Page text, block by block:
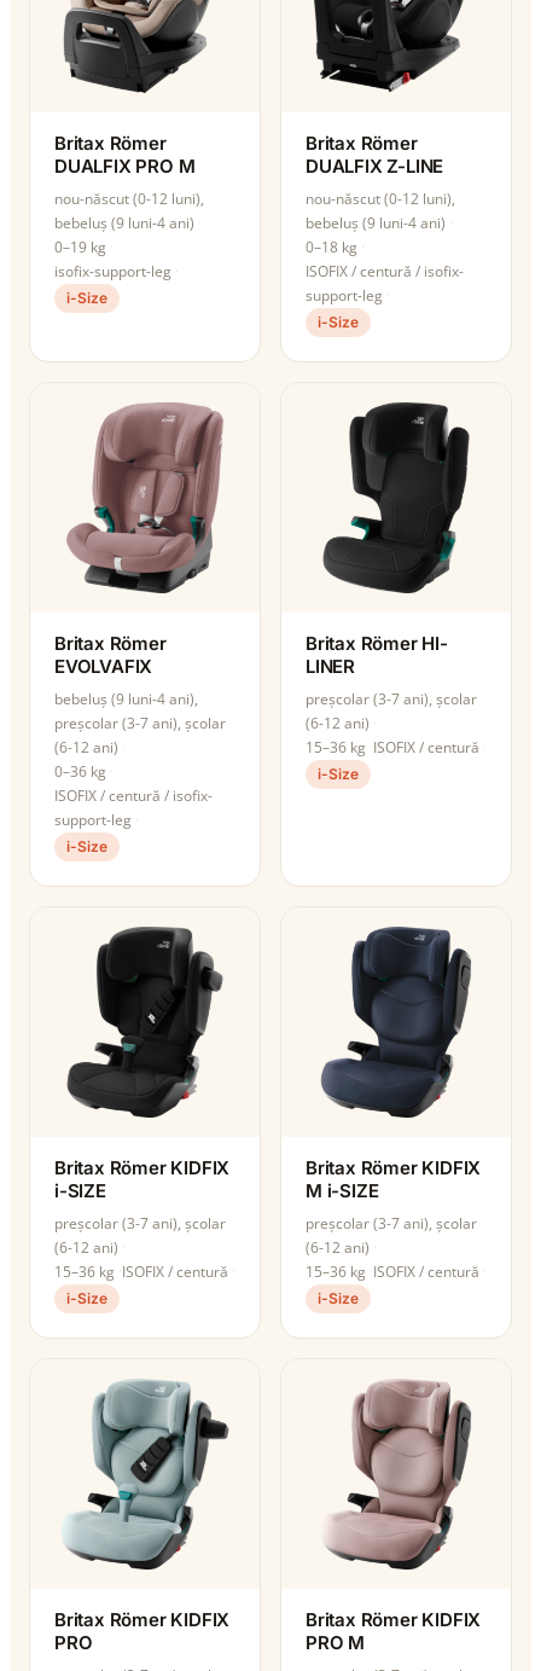
Britax Römer
DUALFIX PRO M
nou-născut (0-12 luni),
bebeluș (9 luni-4 ani)
0–19 kg
isofix-support-leg
i-Size
Britax Römer
DUALFIX Z-LINE
nou-născut (0-12 luni),
bebeluș (9 luni-4 ani)
0–18 kg
ISOFIX / centură / isofix-
support-leg
i-Size
Britax Römer
EVOLVAFIX
bebeluș (9 luni-4 ani),
preșcolar (3-7 ani), școlar
(6-12 ani)
0–36 kg
ISOFIX / centură / isofix-
support-leg
i-Size
Britax Römer HI-
LINER
preșcolar (3-7 ani), școlar
(6-12 ani)
15–36 kg ISOFIX / centură
i-Size
Britax Römer KIDFIX
i-SIZE
preșcolar (3-7 ani), școlar
(6-12 ani)
15–36 kg ISOFIX / centură
i-Size
Britax Römer KIDFIX
M i-SIZE
preșcolar (3-7 ani), școlar
(6-12 ani)
15–36 kg ISOFIX / centură
i-Size
Britax Römer KIDFIX
PRO
Britax Römer KIDFIX
PRO M